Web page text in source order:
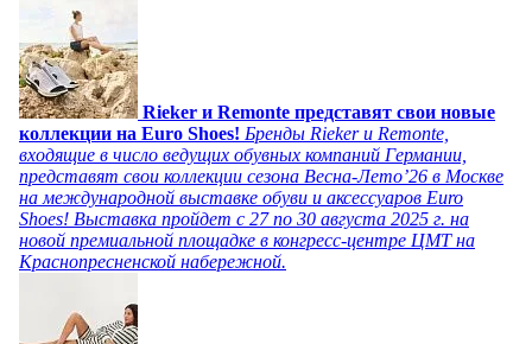
Rieker и Remonte представят свои новые
коллекции на Euro Shoes! Бренды Rieker и Remonte,
входящие в число ведущих обувных компаний Германии,
представят свои коллекции сезона Весна-Лето’26 в Москве
на международной выставке обуви и аксессуаров Euro
Shoes! Выставка пройдет c 27 по 30 августа 2025 г. на
новой премиальной площадке в конгресс-центре ЦМТ на
Краснопресненской набережной.